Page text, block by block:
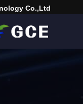
Co.,Ltd